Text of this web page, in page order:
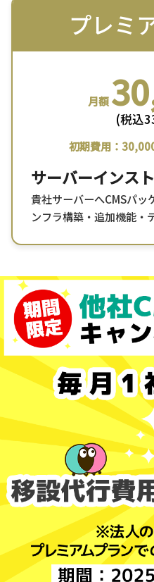
プレミ
月額
(税込
初期費用：
サーバーインス
貴社サーバーへCMSパッ
ンフラ構築・追加機能・